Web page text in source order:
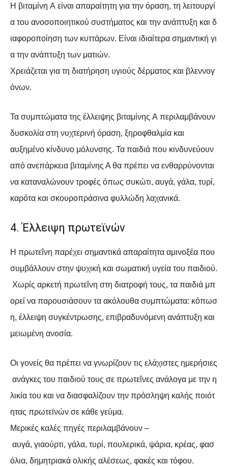
Η βιταμίνη Α είναι απαραίτητη για την όραση, τη λειτουργί
α του ανοσοποιητικού συστήματος και την ανάπτυξη και δ
ιαφοροποίηση των κυττάρων. Είναι ιδιαίτερα σημαντική γι
α την ανάπτυξη των ματιών.
Χρειάζεται για τη διατήρηση υγιούς δέρματος και βλεννογ
όνων.
Τα συμπτώματα της έλλειψης βιταμίνης Α περιλαμβάνουν
δυσκολία στη νυχτερινή όραση, ξηροφθαλμία και
αυξημένο κίνδυνο μόλυνσης. Τα παιδιά που κινδυνεύουν
από ανεπάρκεια βιταμίνης Α θα πρέπει να ενθαρρύνονται
να καταναλώνουν τροφές όπως συκώτι, αυγά, γάλα, τυρί,
καρότα και σκουροπράσινα φυλλώδη λαχανικά.
4. Έλλειψη πρωτεϊνών
Η πρωτεΐνη παρέχει σημαντικά απαραίτητα αμινοξέα που
συμβάλλουν στην ψυχική και σωματική υγεία του παιδιού.
Χωρίς αρκετή πρωτεΐνη στη διατροφή τους, τα παιδιά μπ
ορεί να παρουσιάσουν τα ακόλουθα συμπτώματα: κόπωσ
η, έλλειψη συγκέντρωσης, επιβραδυνόμενη ανάπτυξη και
μειωμένη ανοσία.
Οι γονείς θα πρέπει να γνωρίζουν τις ελάχιστες ημερήσιες
ανάγκες του παιδιού τους σε πρωτεΐνες ανάλογα με την η
λικία του και να διασφαλίζουν την πρόσληψη καλής ποιότ
ητας πρωτεϊνών σε κάθε γεύμα.
Μερικές καλές πηγές περιλαμβάνουν –
αυγά, γιαούρτι, γάλα, τυρί, πουλερικά, ψάρια, κρέας, φασ
όλια, δημητριακά ολικής αλέσεως, φακές και τόφου.